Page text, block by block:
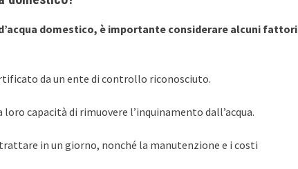
domestico, è importante considerare alcuni fattori
da un ente di controllo riconosciuto.
capacità di rimuovere l’inquinamento dall’acqua.
in un giorno, nonché la manutenzione e i costi